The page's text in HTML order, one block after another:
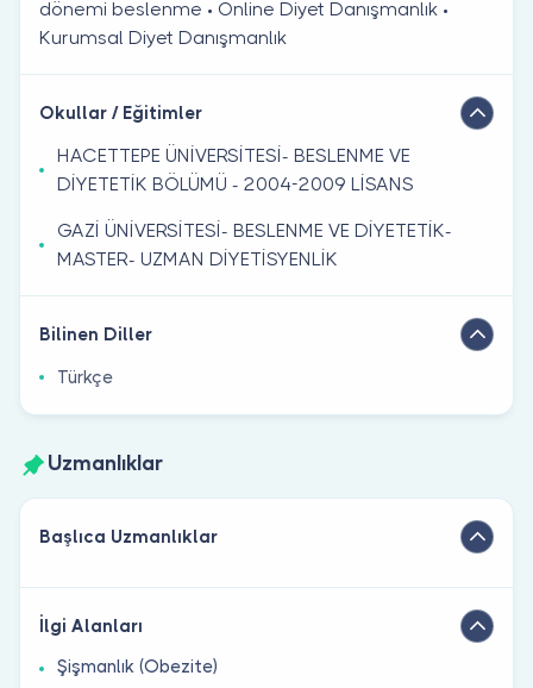
dönemi beslenme • Online Diyet Danışmanlık •
Kurumsal Diyet Danışmanlık
Okullar / Eğitimler
HACETTEPE ÜNİVERSİTESİ- BESLENME VE
DİYETETİK BÖLÜMÜ - 2004-2009 LİSANS
GAZİ ÜNİVERSİTESİ- BESLENME VE DİYETETİK-
MASTER- UZMAN DİYETİSYENLİK
Bilinen Diller
Türkçe
Uzmanlıklar
Başlıca Uzmanlıklar
İlgi Alanları
Şişmanlık (Obezite)